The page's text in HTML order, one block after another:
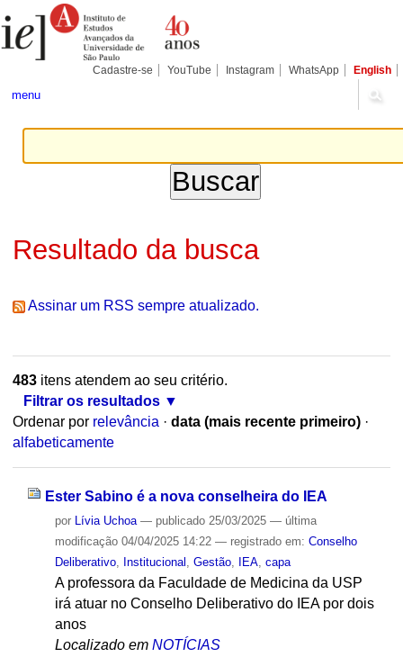
para
conteúdo.
Pessoais
Cadastre-se YouTube Instagram WhatsApp English
menu
Resultado da busca
Assinar um RSS sempre atualizado.
483itens atendem ao seu critério.
Filtrar os resultados
Ordenar por relevância · data (mais recente primeiro) ·
alfabeticamente
Ester Sabino é a nova conselheira do IEA
por Lívia Uchoa — publicado25/03/2025 — última
modificação04/04/2025 14:22 — registrado em: Conselho
Deliberativo, Institucional Gestão, IEA, capa
A professora da Faculdade de Medicina da USP
irá atuar no Conselho Deliberativo do IEA por dois
anos
Localizado em NOTÍCIAS